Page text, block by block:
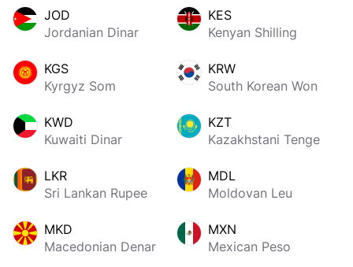
JOD
Jordanian Dinar
KES
Kenyan Shilling
KGS
Kyrgyz Som
KRW
South Korean Won
KWD
Kuwaiti Dinar
KZT
Kazakhstani Tenge
LKR
Sri Lankan Rupee
MDL
Moldovan Leu
MKD
Macedonian Denar
MXN
Mexican Peso